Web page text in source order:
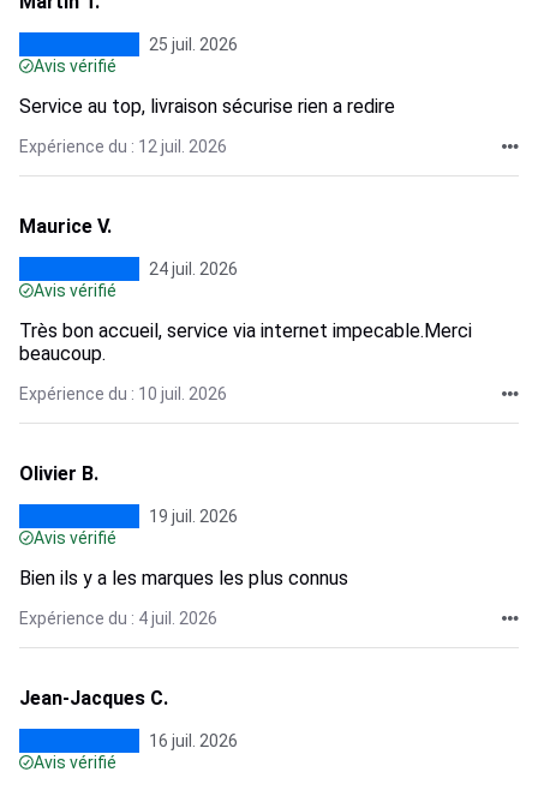
25 juil. 2026
Avis vérifié
Service au top, livraison sécurise rien a redire
Expérience du : 12 juil. 2026
Maurice V.
24 juil. 2026
Avis vérifié
Très bon accueil, service via internet impecable.Merci
beaucoup.
Expérience du : 10 juil. 2026
Olivier B.
19 juil. 2026
Avis vérifié
Bien ils y a les marques les plus connus
Expérience du : 4 juil. 2026
Jean-Jacques C.
16 juil. 2026
Avis vérifié